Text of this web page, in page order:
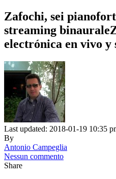
Zafochi, sei
streaming
electrónica en vivo
Last updated: 2018-01-19 10:35
By
Antonio Campeglia
Nessun commento
Share